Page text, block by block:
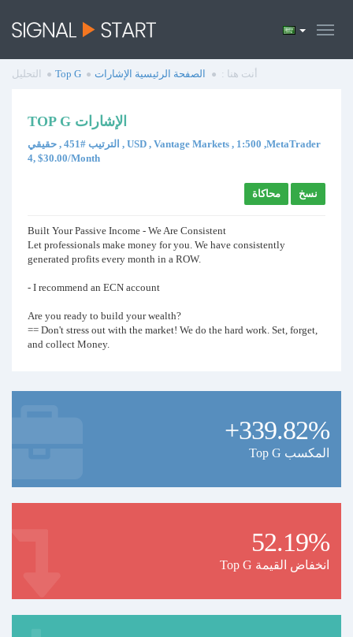
أنت هنا : الصفحة الرئيسية الإشارات Top G التحليل
TOP G الإشارات
الترتيب #451 , حقيقي , USD , Vantage Markets , 1:500 ,MetaTrader
4, $30.00/Month
محاكاة نسخ
Built Your Passive Income - We Are Consistent
Let professionals make money for you. We have consistently
generated profits every month in a ROW.
- I recommend an ECN account
Are you ready to build your wealth?
== Don't stress out with the market! We do the hard work. Set, forget,
and collect Money.
+339.82%
Top G المكسب
52.19%
Top G انخفاض القيمة